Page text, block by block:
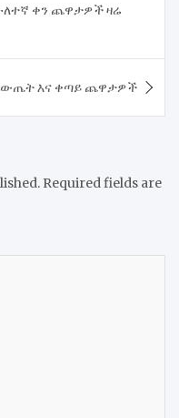
ቀን ጨዋታዎች ዛሬ
ውጤት እና ቀጣይ ጨዋታዎች
Required fields are